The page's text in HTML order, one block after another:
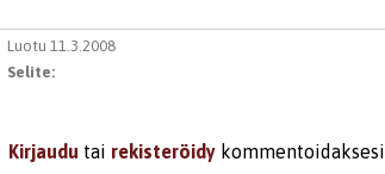
Luotu 11.3.2008
Selite:
Kirjaudu tai rekisteröidy kommentoidaksesi